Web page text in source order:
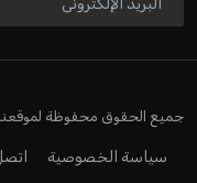
جميع الحقوق محفوظة لموقعنا
سياسة الخصوصية